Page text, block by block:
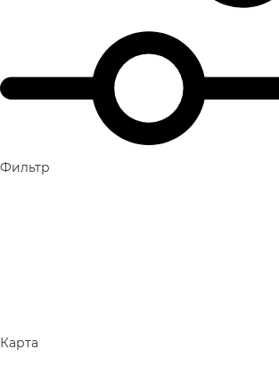
Фильтр
Карта